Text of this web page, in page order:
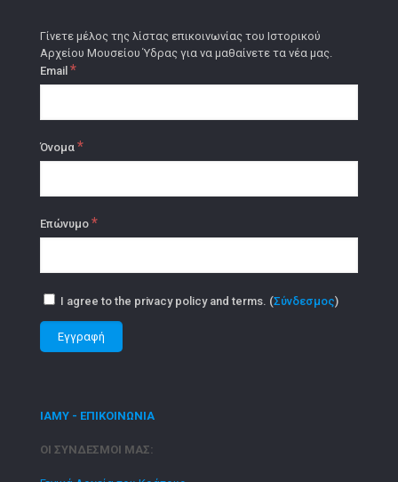
Γίνετε μέλος της λίστας επικοινωνίας του Ιστορικού
Αρχείου Μουσείου Ύδρας για να μαθαίνετε τα νέα μας.
Email *
Όνομα *
Επώνυμο *
I agree to the privacy policy and terms. (Σύνδεσμος)
ΙΑΜΥ - ΕΠΙΚΟΙΝΩΝΙΑ
ΟΙ ΣΥΝΔΕΣΜΟΙ ΜΑΣ: